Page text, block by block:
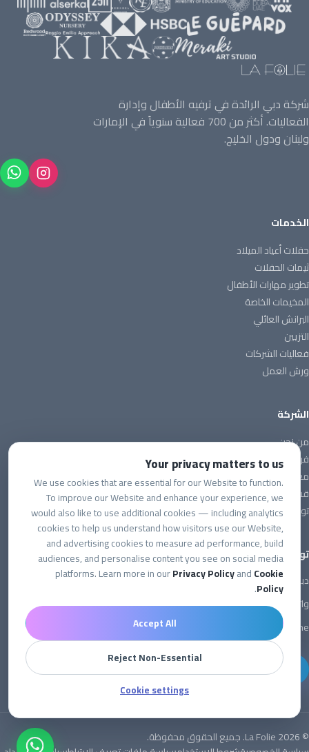
تتعاون La Folie مع علامات تجارية وأماكن ومدارس ومؤسسات رائدة في الإمارات — من الضيافة والتجزئة إلى التعليم والجهات الحكومية والأسماء العالمية — مقدّمةً أكثر من 700 فعالية سنويًا في دبي ولبنان ودول الخليج.
شركة دبي الرائدة في ترفيه الأطفال وإدارة
الفعاليات. أكثر من 700 فعالية سنوياً في الإمارات
ولبنان ودول الخليج.
الخدمات
حفلات أعياد الميلاد
ثيمات الحفلات
تطوير مهارات الأطفال
المخيمات الخاصة
البرانش العائلي
التزيين
فعاليات الشركات
ورش العمل
الشركة
من نحن
فريقنا
معرض الفعاليات
قسم الشركات
تواصل معنا
تواصل معنا
دبي، الإمارات
واتساب
info@lafolie.me
احجزوا الآن
© 2026 La Folie. جميع الحقوق محفوظة.
Your privacy matters to us
We use cookies that are essential for our Website to function.
To improve our Website and enhance your experience, we
would also like to use additional cookies — including analytics
cookies to help us understand how visitors use our Website,
and advertising cookies to measure ad performance, build
audiences, and personalise content you see on social media
platforms. Learn more in ourPrivacy PolicyandCookie
Policy
.
Accept All
Reject Non-Essential
Cookie settings